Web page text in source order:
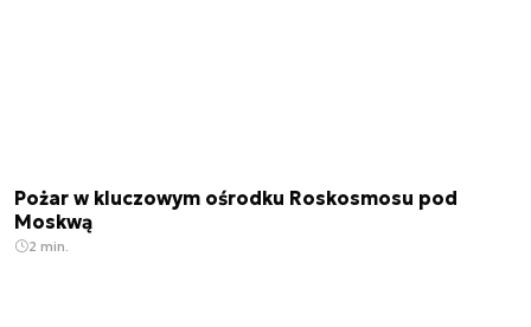
Pożar w kluczowym ośrodku Roskosmosu pod
Moskwą
2 min.